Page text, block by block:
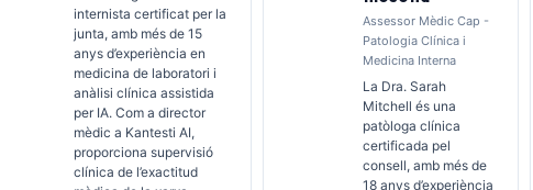
internista certificat per la
junta, amb més de 15
anys d’experiència en
medicina de laboratori i
anàlisi clínica assistida
per IA. Com a director
mèdic a Kantesti AI,
proporciona supervisió
clínica de l’exactitud
Assessor Mèdic Cap -
Patologia Clínica i
Medicina Interna
La Dra. Sarah
Mitchell és una
patòloga clínica
certificada pel
consell, amb més de
18 anys d’experiència